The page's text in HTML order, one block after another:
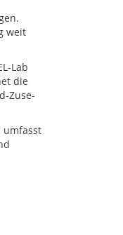
weit
Lab
die
Zuse-
umfasst